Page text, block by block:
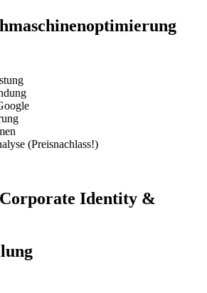
(Preisnachlass!)
Identity &